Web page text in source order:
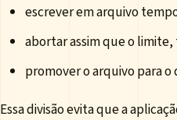
escrever em arquivo
abortar assim que o
promover o arquivo para o
Essa divisão evita que a